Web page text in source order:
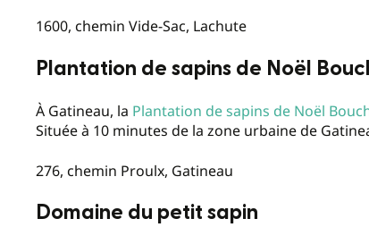
1600, chemin Vide-Sac, Lachute
Plantation de sapins de Noël
À Gatineau, la Plantation de sapins de Noël
Située à 10 minutes de la zone urbaine de
276, chemin Proulx, Gatineau
Domaine du petit sapin